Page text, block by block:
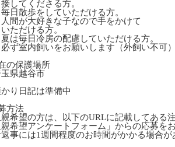
てくださる方。
日散歩をしていただける方。
間が大好きな子なので手をかけて
だける方。
は毎日冷房の配慮していただける方。
ず室内飼いをお願いします（外飼い不可
の保護場所
県越谷市
り日記は準備中
方法
希望の方は、以下のURLに記載してある
親希望アンケートフォーム」からの応募を
事には1週間程度のお時間がかかる場合